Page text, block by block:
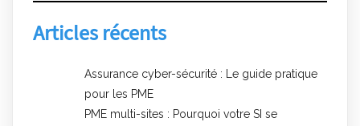
Articles récents
Assurance cyber-sécurité : Le guide pratique
pour les PME
PME multi-sites : Pourquoi votre SI se